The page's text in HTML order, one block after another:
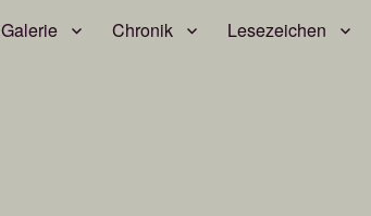
Galerie Chronik Lesezeichen